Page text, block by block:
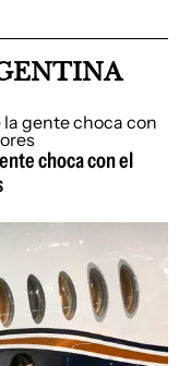
choca con el